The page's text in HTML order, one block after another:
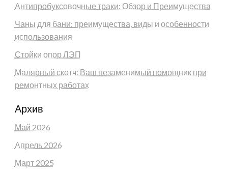
Антипробуксовочные траки: Обзор и Преимущества
Чаны для бани: преимущества, виды и особенности
использования
Стойки опор ЛЭП
Малярный скотч: Ваш незаменимый помощник при
ремонтных работах
Архив
Май 2026
Апрель 2026
Март 2025